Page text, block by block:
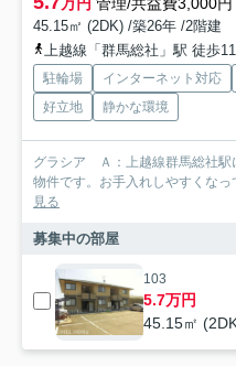
45.15㎡ (2DK) /築26年 /2階建
上越線「群馬総社」駅 徒歩
駐輪場 インターネット対応
好立地
静かな環境
グラシア Ａ：上越線群馬総社駅
物件です。お手入れしやすくなっ
見る
募集中の部屋
103
5.7万円
45.15㎡